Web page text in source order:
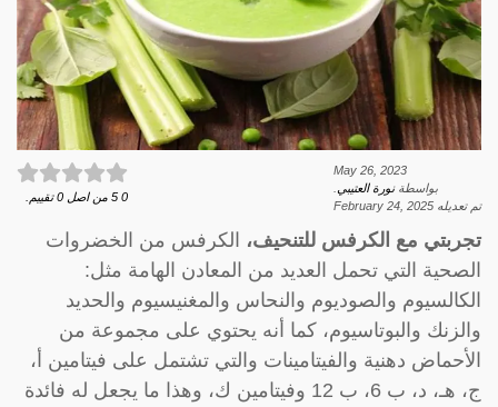
May 26, 2023
بواسطةنورة العتيبي
تم تعديله February 24, 2025
0
5 من اصل 0 تقييم.
تجربتي مع الكرفس للتنحيف، الكرفس من الخضروات
الصحية التي تحمل العديد من المعادن الهامة مثل:
الكالسيوم والصوديوم والنحاس والمغنيسيوم والحديد
والزنك والبوتاسيوم، كما أنه يحتوي على مجموعة من
الأحماض دهنية والفيتامينات والتي تشتمل على فيتامين أ،
ج، هـ، د، ب 6، ب 12 وفيتامين ك، وهذا ما يجعل له فائدة